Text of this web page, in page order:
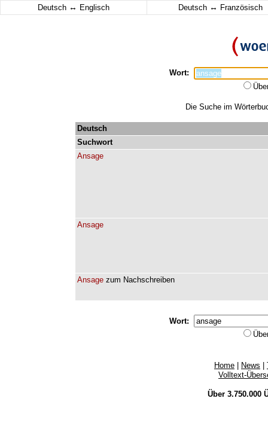
Deutsch ↔ Englisch Deutsch ↔ Französisch
Wort:
Die Suche im
Deutsch
Suchwort
Ansage
Ansage
Ansage zum Nachschreiben
Wort:
Home News
Volltext-
Über 3.750.000